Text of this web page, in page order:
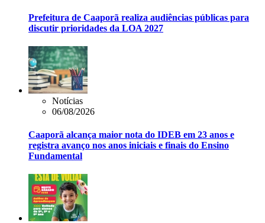
Prefeitura de Caaporã realiza audiências públicas para
discutir prioridades da LOA 2027
Notícias
06/08/2026
Caaporã alcança maior nota do IDEB em 23 anos e
registra avanço nos anos iniciais e finais do Ensino
Fundamental